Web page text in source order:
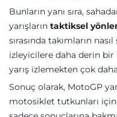
Bunların yanı sıra,
yarışların taktiksel
sırasında takımların
izleyicilere daha derin bir
yarış izlemekten çok
Sonuç olarak, MotoGP
motosiklet tutkunları için